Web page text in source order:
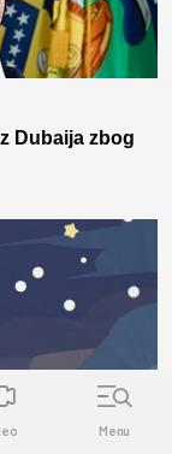
Dubaija zbog
Menu